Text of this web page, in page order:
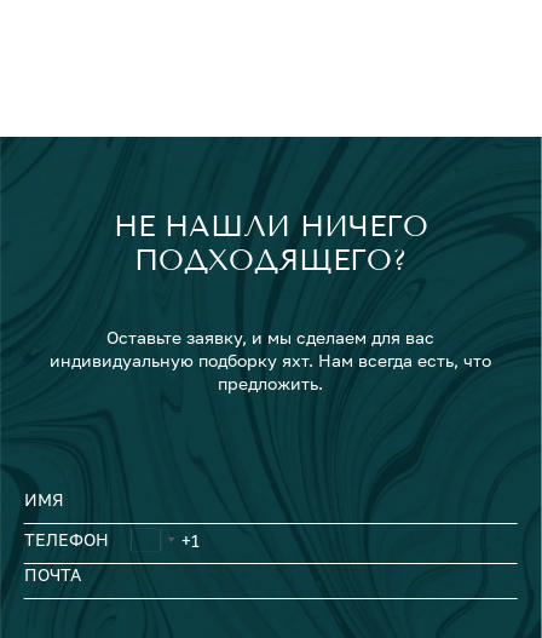
НЕ НАШЛИ НИЧЕГО
ПОДХОДЯЩЕГО?
Оставьте заявку, и мы сделаем для вас
индивидуальную подборку яхт. Нам всегда есть, что
предложить.
ИМЯ
ТЕЛЕФОН
ПОЧТА